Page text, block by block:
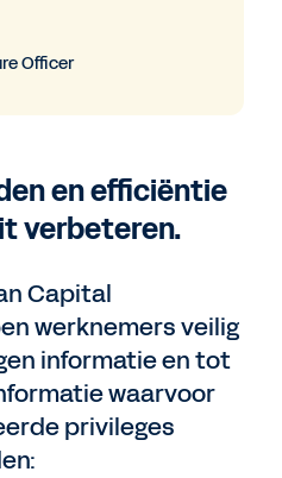
Officer
en efficiëntie
verbeteren.
Capital
werknemers veilig
informatie en tot
waarvoor
privileges